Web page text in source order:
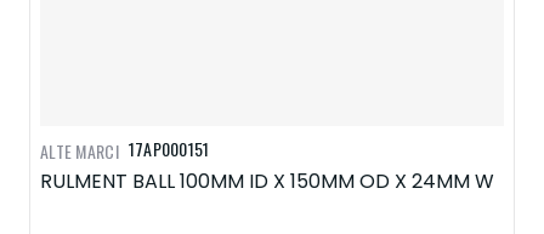
17AP000151
RULMENT BALL 100MM ID X 150MM OD X 24MM W
ALTE MARCI